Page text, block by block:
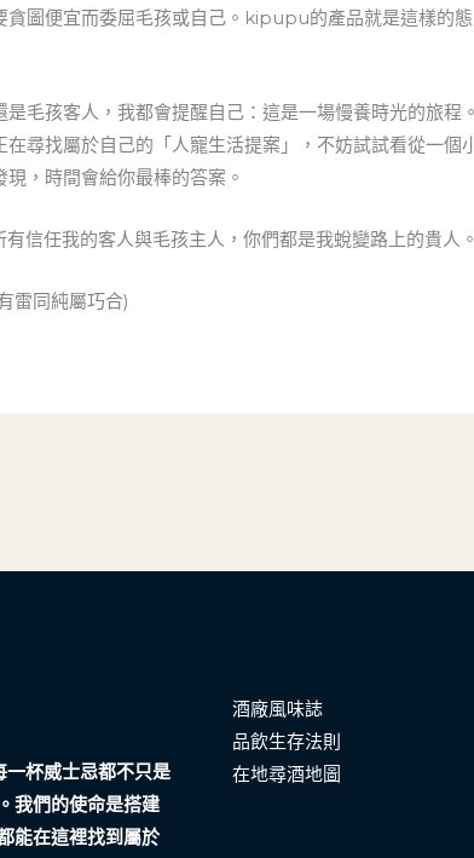
貪圖便宜而委屈毛孩或自己。kipupu的產品就是這樣
毛孩客人，我都會提醒自己：這是一場慢養時光的旅程
尋找屬於自己的「人寵生活提案」，不妨試試看從一
，時間會給你最棒的答案。
信任我的客人與毛孩主人，你們都是我蛻變路上的貴人。
雷同純屬巧合)
杯威士忌都不只是
我們的使命是搭建
能在這裡找到屬於
酒廠風味誌
品飲生存法則
在地尋酒地圖